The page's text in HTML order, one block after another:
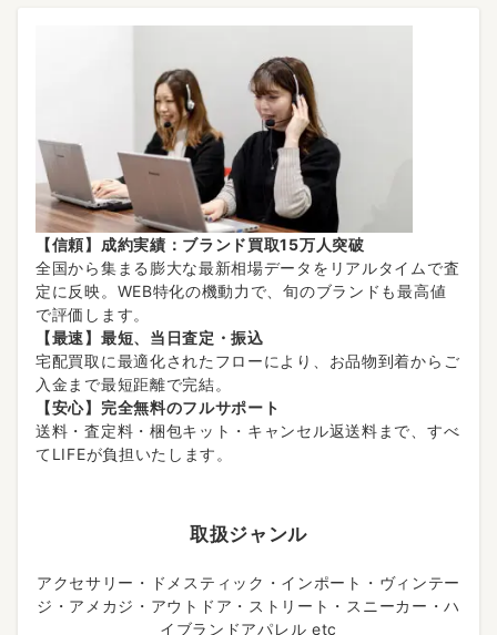
【信頼】成約実績：ブランド買取15万人突破
全国から集まる膨大な最新相場データをリアルタイムで査
定に反映。WEB特化の機動力で、旬のブランドも最高値
で評価します。
【最速】最短、当日査定・振込
宅配買取に最適化されたフローにより、お品物到着からご
入金まで最短距離で完結。
【安心】完全無料のフルサポート
送料・査定料・梱包キット・キャンセル返送料まで、すべ
てLIFEが負担いたします。
取扱ジャンル
アクセサリー・ドメスティック・インポート・ヴィンテー
ジ・アメカジ・アウトドア・ストリート・スニーカー・ハ
イブランドアパレル etc